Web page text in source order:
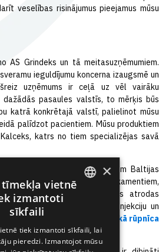
veselības risinājumus pieejamus mūsu
AS Grindeks un tā meitasuzņēmumiem.
ieguldījumu koncerna izaugsmē un
uzņēmums ir ceļā uz vēl vairāku
dažādās pasaules valstīs, to mērķis būs
katrā konkrētajā valstī, palielinot mūsu
palīdzot pacientiem. Mūsu produktiem
katrs no tiem specializējas savā
farmācijas uzņēmumiem Baltijas
patentbrīvajiem medikamentiem,
HBM Pharma Ltd
., kas atrodas
ražotājs un darbojas injekciju un
AS Tallinas farmaceitiskā rūpnīca
RUSSIAN
×
tīmekļa vietnē
izmantoti
sīkfaili
tiek izmantoti sīkfaili, lai
pieredzi. Izmantojot mūsu